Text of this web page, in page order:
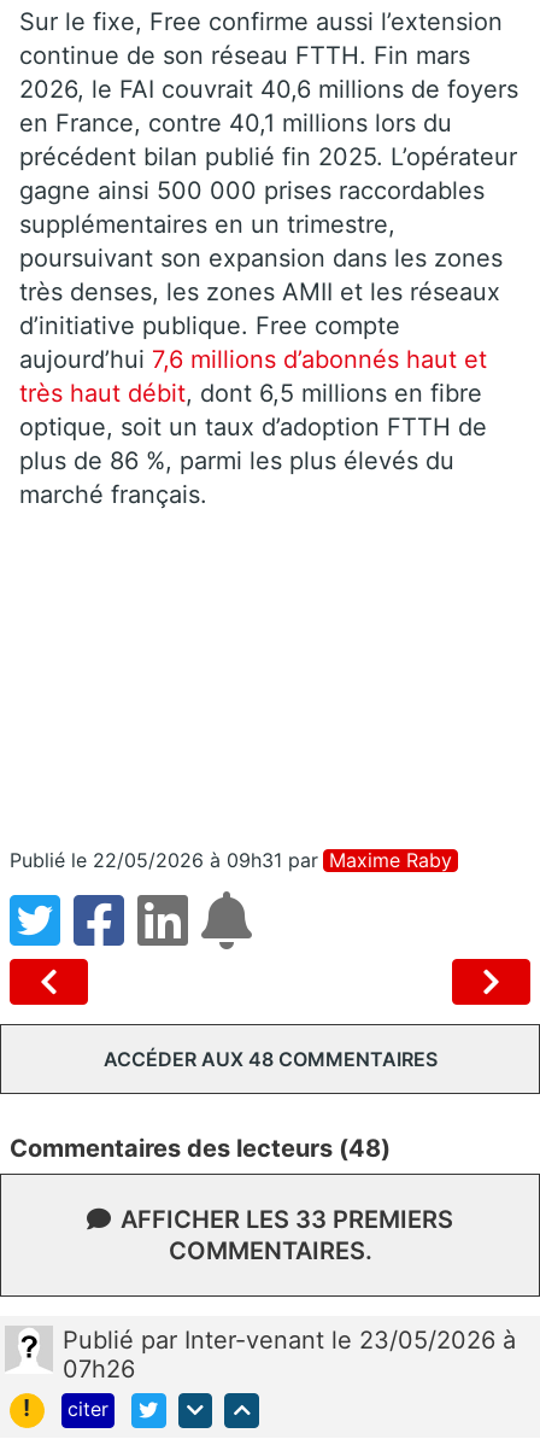
Sur le fixe, Free confirme aussi l’extension
continue de son réseau FTTH. Fin mars
2026, le FAI couvrait 40,6 millions de foyers
en France, contre 40,1 millions lors du
précédent bilan publié fin 2025. L’opérateur
gagne ainsi 500 000 prises raccordables
supplémentaires en un trimestre,
poursuivant son expansion dans les zones
très denses, les zones AMII et les réseaux
d’initiative publique. Free compte
aujourd’hui 7,6 millions d’abonnés haut et
très haut débit, dont 6,5 millions en fibre
optique, soit un taux d’adoption FTTH de
plus de 86 %, parmi les plus élevés du
marché français.
Publié le 22/05/2026 à 09h31 par Maxime Raby
ACCÉDER AUX 48 COMMENTAIRES
Commentaires des lecteurs (48)
AFFICHER LES 33 PREMIERS
COMMENTAIRES.
Publié par Inter-venant le 23/05/2026 à
07h26
!
citer